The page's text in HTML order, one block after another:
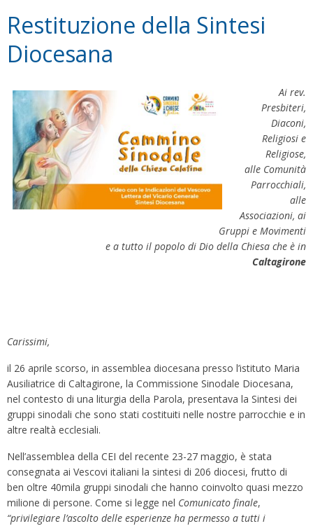
Restituzione della Sintesi
Diocesana
Ai rev.
Presbiteri,
Diaconi,
Religiosi e
Religiose,
alle Comunità
Parrocchiali,
alle
Associazioni, ai
Gruppi e Movimenti
e a tutto il popolo di Dio della Chiesa che è in
Caltagirone
Carissimi,
il 26 aprile scorso, in assemblea diocesana presso l’istituto Maria
Ausiliatrice di Caltagirone, la Commissione Sinodale Diocesana,
nel contesto di una liturgia della Parola, presentava la Sintesi dei
gruppi sinodali che sono stati costituiti nelle nostre parrocchie e in
altre realtà ecclesiali.
Nell’assemblea della CEI del recente 23-27 maggio, è stata
consegnata ai Vescovi italiani la sintesi di 206 diocesi, frutto di
ben oltre 40mila gruppi sinodali che hanno coinvolto quasi mezzo
milione di persone. Come si legge nel Comunicato finale,
“privilegiare l’ascolto delle esperienze ha permesso a tutti i